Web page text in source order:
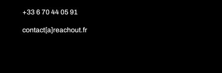
+33 6 70 44 05 91
contact[a]reachout.fr